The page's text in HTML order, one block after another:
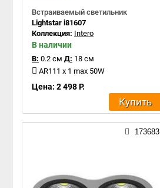
Встраиваемый светильник
Lightstar i81607
Коллекция: Intero
В наличии
В: 0.2 см Д: 18 см
AR111 x 1 max 50W
Цена: 2 498 Р.
Купить
173683